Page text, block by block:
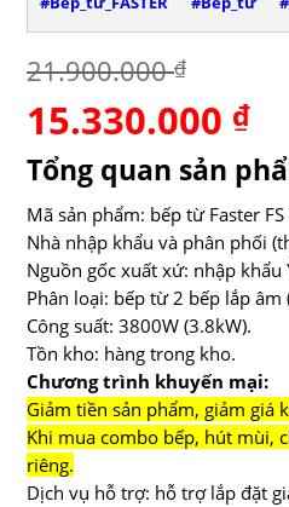
21.900.000₫
Giá
gốc
là:
21.900.000 ₫.
15.330.000 ₫Giá
tại
là:
Tổng quan sản
Mã sản phẩm: bếp từ Faster
Nhà nhập khẩu và phân phối
Nguồn gốc xuất xứ: nhập khẩu
Phân loại: bếp từ 2 bếp lắp
Công suất: 3800W (3.8kW).
Tồn kho: hàng trong kho.
Chương trình khuyến mại:
Giảm tiền sản phẩm, giảm giá
Khi mua combo bếp, hút mùi,
riêng.
Dịch vụ hỗ trợ: hỗ trợ lắp đặt